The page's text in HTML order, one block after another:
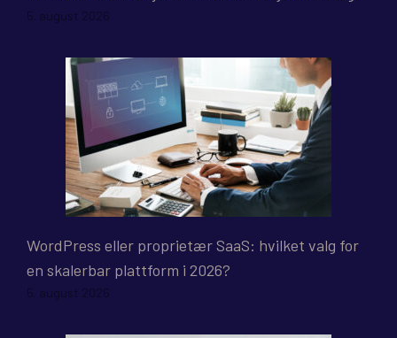
5. august 2026
WordPress eller proprietær SaaS: hvilket valg for
en skalerbar plattform i 2026?
5. august 2026